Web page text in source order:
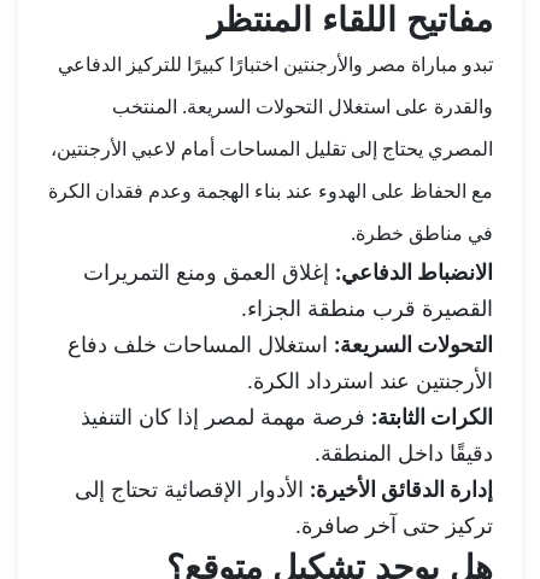
مفاتيح اللقاء المنتظر
تبدو مباراة مصر والأرجنتين اختبارًا كبيرًا للتركيز الدفاعي
والقدرة على استغلال التحولات السريعة. المنتخب
المصري يحتاج إلى تقليل المساحات أمام لاعبي الأرجنتين،
مع الحفاظ على الهدوء عند بناء الهجمة وعدم فقدان الكرة
في مناطق خطرة.
الانضباط الدفاعي: إغلاق العمق ومنع التمريرات
القصيرة قرب منطقة الجزاء.
التحولات السريعة: استغلال المساحات خلف دفاع
الأرجنتين عند استرداد الكرة.
الكرات الثابتة: فرصة مهمة لمصر إذا كان التنفيذ
دقيقًا داخل المنطقة.
إدارة الدقائق الأخيرة: الأدوار الإقصائية تحتاج إلى
تركيز حتى آخر صافرة.
هل يوجد تشكيل متوقع؟